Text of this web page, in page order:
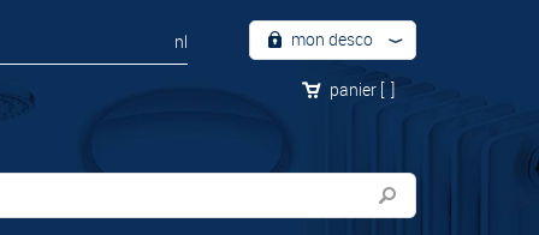
nl mon desco
panier [ ]